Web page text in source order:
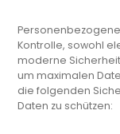
Kontrolle, sowohl
moderne
um maximalen
die folgenden
Daten zu schützen: